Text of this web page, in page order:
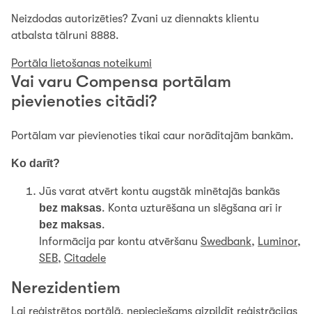
Neizdodas autorizēties? Zvani uz diennakts klientu
atbalsta tālruni 8888.
Portāla lietošanas noteikumi
Vai varu Compensa portālam
pievienoties citādi?
Portālam var pievienoties tikai caur norādītajām bankām.
Ko darīt?
Jūs varat atvērt kontu augstāk minētajās bankās
bez maksas. Konta uzturēšana un slēgšana arī ir
bez maksas.
Informācija par kontu atvēršanu Swedbank, Luminor,
SEB, Citadele
Nerezidentiem
Lai reģistrētos portālā, nepieciešams aizpildīt reģistrācijas